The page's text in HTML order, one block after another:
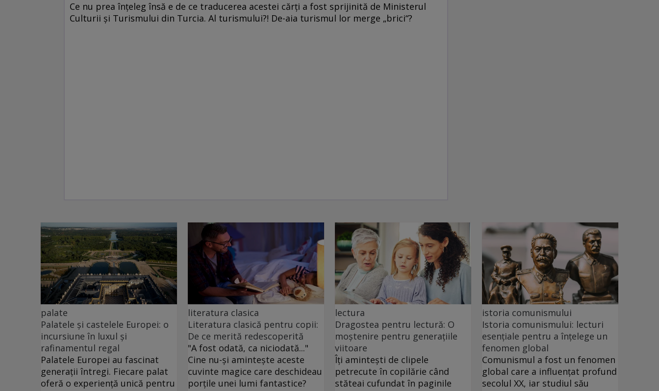
Ce nu prea înţeleg însă e de ce traducerea acestei cărţi a fost sprijinită de Ministerul
Culturii şi Turismului din Turcia. Al turismului?! De-aia turismul lor merge „brici“?
palate
Palatele și castelele Europei: o
incursiune în luxul și
rafinamentul regal
Palatele Europei au fascinat
generații întregi. Fiecare palat
oferă o experiență unică pentru
literatura clasica
Literatura clasică pentru copii:
De ce merită redescoperită
"A fost odată, ca niciodată..."
Cine nu-și amintește aceste
cuvinte magice care deschideau
porțile unei lumi fantastice?
lectura
Dragostea pentru lectură: O
moștenire pentru generațiile
viitoare
Îți amintești de clipele
petrecute în copilărie când
stăteai cufundat în paginile
istoria comunismului
Istoria comunismului: lecturi
esențiale pentru a înțelege un
fenomen global
Comunismul a fost un fenomen
global care a influențat profund
secolul XX, iar studiul său